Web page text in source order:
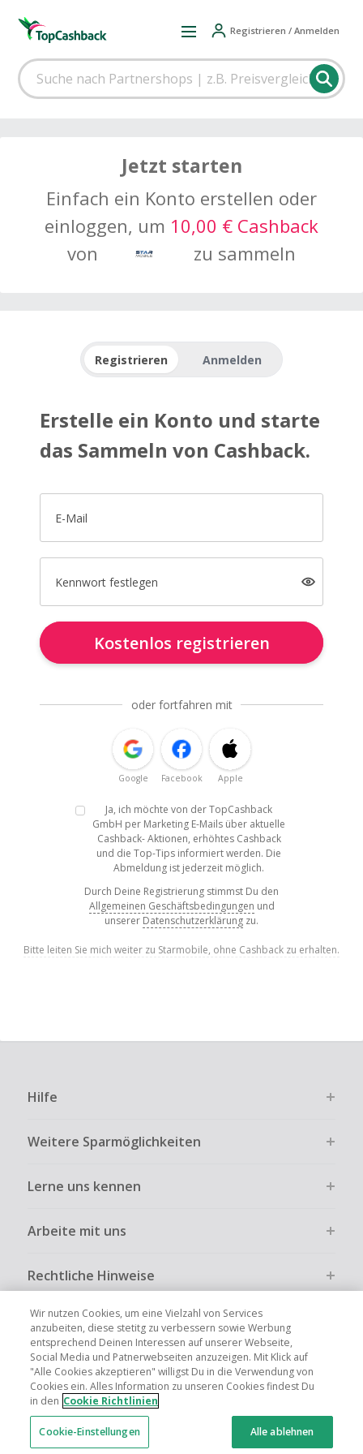
Registrieren / Anmelden
Jetzt starten
Einfach ein Konto erstellen oder
einloggen, um 10,00 € Cashback
von
zu sammeln
Registrieren Anmelden
Erstelle ein Konto und starte
das Sammeln von Cashback.
E-Mail
Kennwort festlegen
Kostenlos registrieren
oder fortfahren mit
Google Facebook Apple
Ja, ich möchte von der TopCashback
GmbH per Marketing E-Mails über aktuelle
Cashback- Aktionen, erhöhtes Cashback
und die Top-Tips informiert werden. Die
Abmeldung ist jederzeit möglich.
Durch Deine Registrierung stimmst Du den
Allgemeinen Geschäftsbedingungen und
unserer Datenschutzerklärung zu.
Bitte leiten Sie mich weiter zu Starmobile, ohne Cashback zu erhalten.
Hilfe
Weitere Sparmöglichkeiten
Lerne uns kennen
Arbeite mit uns
Rechtliche Hinweise
Globale Websites UK US CN JP FR AU IT
Wir nutzen Cookies, um eine Vielzahl von Services
anzubeiten, diese stetitg zu verbessern sowie Werbung
entsprechend Deinen Interessen auf unserer Webseite,
Social Media und Patnerwebseiten anzuzeigen. Mit Klick auf
"Alle Cookies akzeptieren" willigst Du in die Verwendung von
Cookies ein. Alles Information zu unseren Cookies findest Du
in den Cookie Richtlinien
Cookie-Einstellungen Alle ablehnen